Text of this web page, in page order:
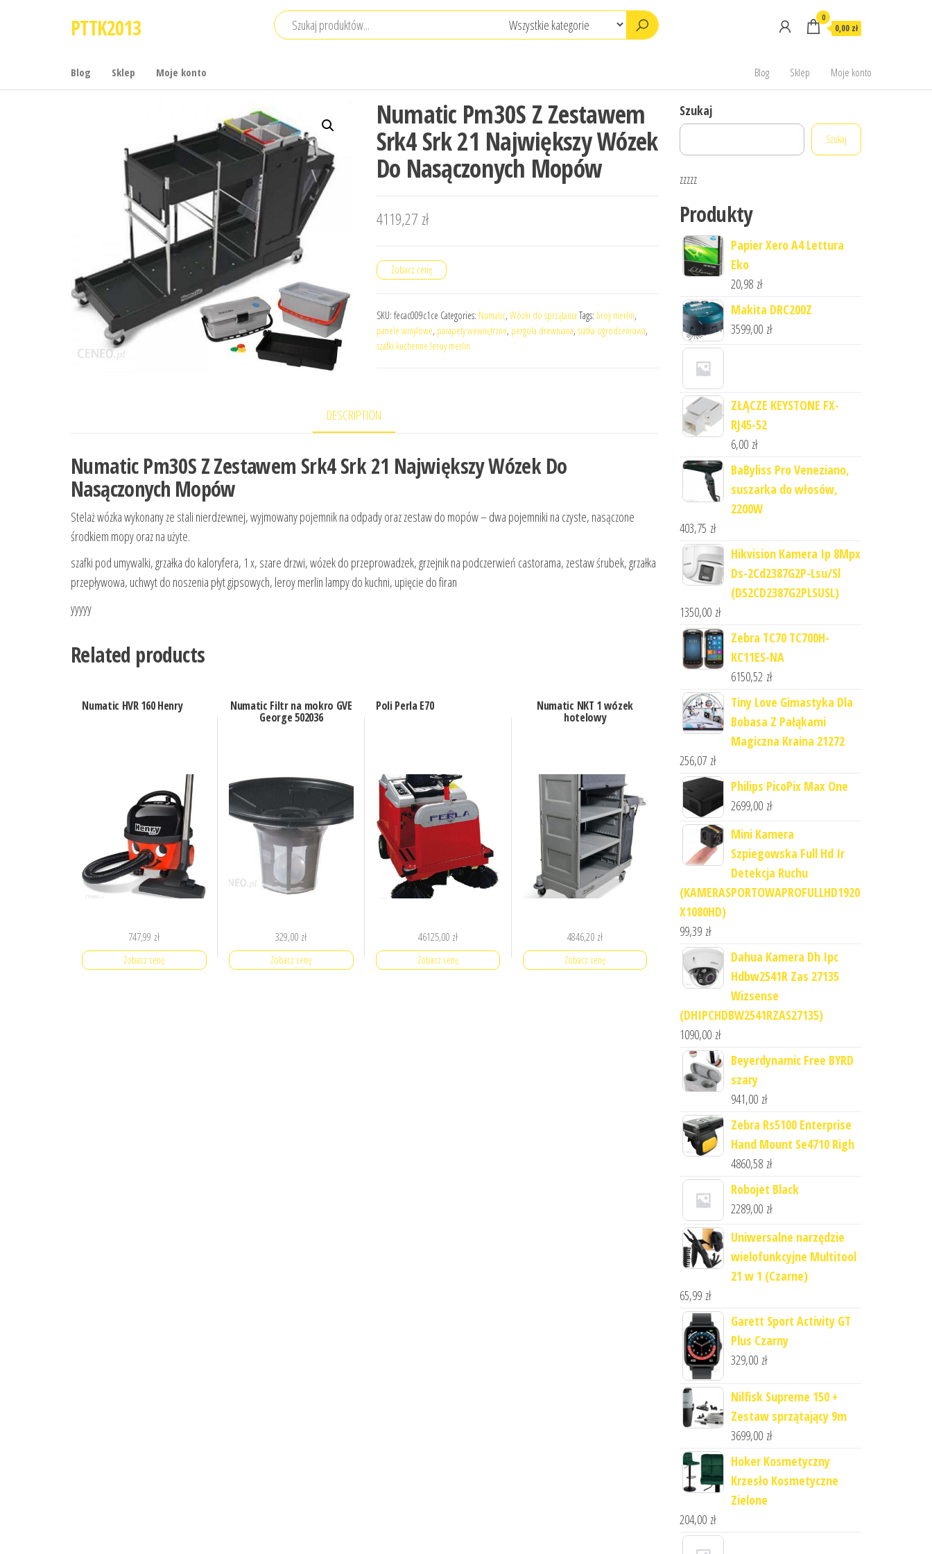
PTTK2013 0
0,00 zł
Blog Sklep Moje konto Blog Sklep Moje konto
Numatic Pm30S Z Zestawem
Srk4 Srk 21 Największy Wózek
Do Nasączonych Mopów
4119,27 zł
Zobacz cenę
SKU: fecac009c1ce Categories: Numatic, Wózki do sprzątania Tags: liroy merlin,
panele winylowe, parapety wewnętrzne, pergola drewniana, siatka ogrodzeniowa,
szafki kuchenne leroy merlin
DESCRIPTION
Numatic Pm30S Z Zestawem Srk4 Srk 21 Największy Wózek Do
Nasączonych Mopów
Stelaż wózka wykonany ze stali nierdzewnej, wyjmowany pojemnik na odpady oraz zestaw do mopów – dwa pojemniki na czyste, nasączone
środkiem mopy oraz na użyte.
szafki pod umywalki, grzałka do kaloryfera, 1 x, szare drzwi, wózek do przeprowadzek, grzejnik na podczerwień castorama, zestaw śrubek, grzałka
przepływowa, uchwyt do noszenia płyt gipsowych, leroy merlin lampy do kuchni, upięcie do firan
yyyyy
Related products
Numatic HVR 160 Henry
747,99 zł
Zobacz cenę
Numatic Filtr na mokro GVE
George 502036
329,00 zł
Zobacz cenę
Poli Perla E70
46125,00 zł
Zobacz cenę
Numatic NKT 1 wózek
hotelowy
4846,20 zł
Zobacz cenę
Szukaj
Szukaj
zzzzz
Produkty
Papier Xero A4 Lettura
Eko
20,98 zł
Makita DRC200Z
3599,00 zł
ZŁĄCZE KEYSTONE FX-
RJ45-52
6,00 zł
BaByliss Pro Veneziano,
suszarka do włosów,
2200W
403,75 zł
Hikvision Kamera Ip 8Mpx
Ds-2Cd2387G2P-Lsu/Sl
(DS2CD2387G2PLSUSL)
1350,00 zł
Zebra TC70 TC700H-
KC11ES-NA
6150,52 zł
Tiny Love Gimastyka Dla
Bobasa Z Pałąkami
Magiczna Kraina 21272
256,07 zł
Philips PicoPix Max One
2699,00 zł
Mini Kamera
Szpiegowska Full Hd Ir
Detekcja Ruchu
(KAMERASPORTOWAPROFULLHD1920
X1080HD)
99,39 zł
Dahua Kamera Dh Ipc
Hdbw2541R Zas 27135
Wizsense
(DHIPCHDBW2541RZAS27135)
1090,00 zł
Beyerdynamic Free BYRD
szary
941,00 zł
Zebra Rs5100 Enterprise
Hand Mount Se4710 Righ
4860,58 zł
Robojet Black
2289,00 zł
Uniwersalne narzędzie
wielofunkcyjne Multitool
21 w 1 (Czarne)
65,99 zł
Garett Sport Activity GT
Plus Czarny
329,00 zł
Nilfisk Supreme 150 +
Zestaw sprzątający 9m
3699,00 zł
Hoker Kosmetyczny
Krzesło Kosmetyczne
Zielone
204,00 zł